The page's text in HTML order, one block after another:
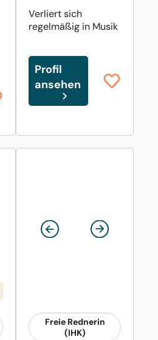
Verliert sich
regelmäßig in Musik
Profil
ansehen
Freie Rednerin
(IHK)